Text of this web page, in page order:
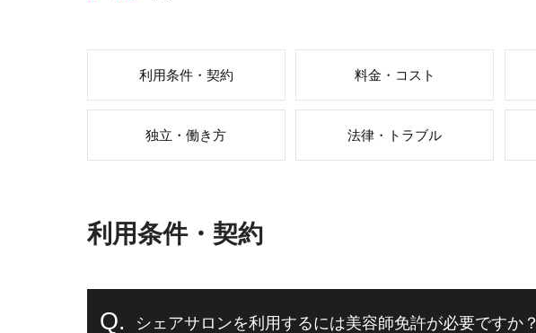
利用条件・契約 料金・コスト
独立・働き方 法律・トラブル
利用条件・契約
シェアサロンを利用するには美容師免許が必要ですか？